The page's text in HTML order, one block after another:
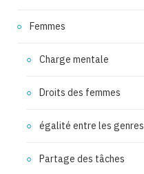
Femmes
Charge mentale
Droits des femmes
égalité entre les genres
Partage des tâches